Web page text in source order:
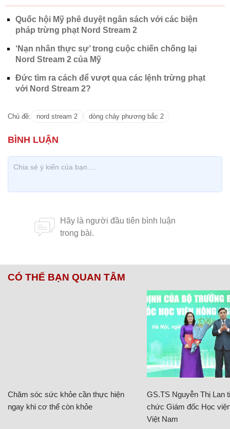
Quốc hội Mỹ phê duyệt ngân sách với các biện
pháp trừng phạt Nord Stream 2
‘Nạn nhân thực sự’ trong cuộc chiến chống lại
Nord Stream 2 của Mỹ
Đức tìm ra cách để vượt qua các lệnh trừng phạt
với Nord Stream 2?
Chủ đề: nord stream 2 dòng chảy phương bắc 2
CÓ THỂ BẠN QUAN TÂM
Chăm sóc sức khỏe cần thực hiện
ngay khi cơ thể còn khỏe
GS.TS Nguyễn Thị Lan
chức Giám đốc Học
Việt Nam